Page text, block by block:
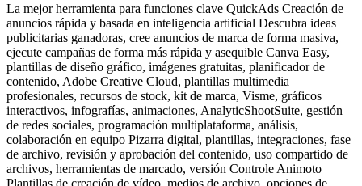
La mejor herramienta para funciones clave QuickAds Creación de
anuncios rápida y basada en inteligencia artificial Descubra ideas
publicitarias ganadoras, cree anuncios de marca de forma masiva,
ejecute campañas de forma más rápida y asequible Canva Easy,
plantillas de diseño gráfico, imágenes gratuitas, planificador de
contenido, Adobe Creative Cloud, plantillas multimedia
profesionales, recursos de stock, kit de marca, Visme, gráficos
interactivos, infografías, animaciones, AnalyticShootSuite, gestión
de redes sociales, programación multiplataforma, análisis,
colaboración en equipo Pizarra digital, plantillas, integraciones, fase
de archivo, revisión y aprobación del contenido, uso compartido de
archivos, herramientas de marcado, versión Controle Animoto
Plantillas de creación de vídeo, medios de archivo, opciones de